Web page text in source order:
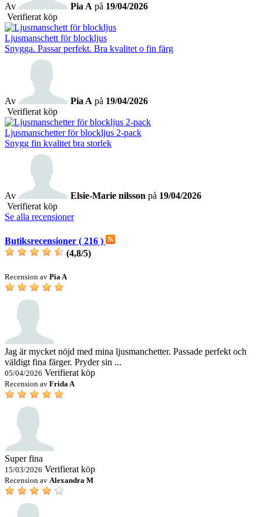
Av Pia A på 19/04/2026
Verifierat köp
Ljusmanschett för blockljus
Snygga. Passar perfekt. Bra kvalitet o fin färg
Av Pia A på 19/04/2026
Verifierat köp
Ljusmanschetter för blockljus 2-pack
Snygg fin kvalitet bra storlek
Av Elsie-Marie nilsson på 19/04/2026
Verifierat köp
Se alla recensioner
Butiksrecensioner ( 216 )
(4,8/5)
Recension av Pia A
Jag är mycket nöjd med mina ljusmanchetter. Passade perfekt och
väldigt fina färger. Pryder sin ...
05/04/2026 Verifierat köp
Recension av Frida A
Super fina
15/03/2026 Verifierat köp
Recension av Alexandra M